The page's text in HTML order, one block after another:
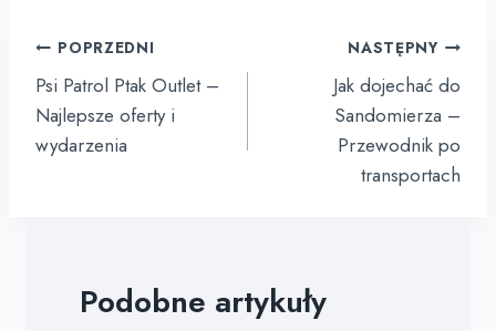
Nawigacja
wpisu
POPRZEDNI
Psi Patrol Ptak Outlet –
Najlepsze oferty i
wydarzenia
NASTĘPNY
Jak dojechać do
Sandomierza –
Przewodnik po
transportach
Podobne artykuły